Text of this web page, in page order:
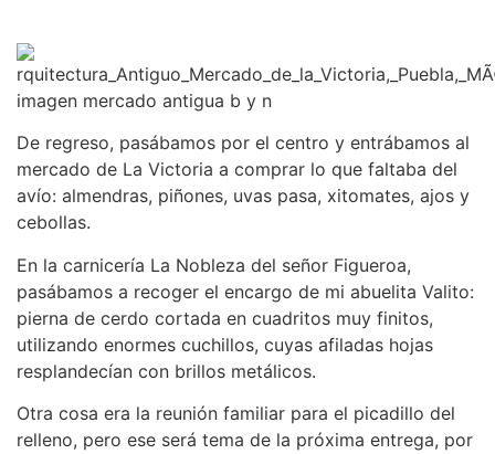
De regreso, pasábamos por el centro y entrábamos al
mercado de La Victoria a comprar lo que faltaba del
avío: almendras, piñones, uvas pasa, xitomates, ajos y
cebollas.
En la carnicería La Nobleza del señor Figueroa,
pasábamos a recoger el encargo de mi abuelita Valito:
pierna de cerdo cortada en cuadritos muy finitos,
utilizando enormes cuchillos, cuyas afiladas hojas
resplandecían con brillos metálicos.
Otra cosa era la reunión familiar para el picadillo del
relleno, pero ese será tema de la próxima entrega, por